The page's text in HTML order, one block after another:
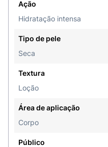
Como usar o NIVEA
Aplique o produto
calcanhares e regiões
os dias.
Uma unidade de
Ação
Hidratação intensa
Tipo de pele
Seca
Textura
Loção
Área de aplicação
Corpo
Público